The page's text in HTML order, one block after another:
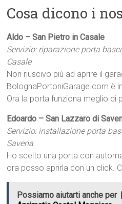
Cosa dicono i
Aldo – San Pietro in Casale
Servizio: riparazione porta
Casale
Non riuscivo più ad aprire il
BolognaPortoniGarage.com è
Ora la porta funziona meglio di
Edoardo – San Lazzaro di
Servizio: installazione porta
Savena
Ho scelto una porta con
ora posso aprirla con un click.
Possiamo aiutarti anche per